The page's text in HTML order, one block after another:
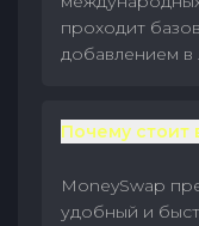
проходит
добавлением в
Почему стоит
MoneySwap
удобный и